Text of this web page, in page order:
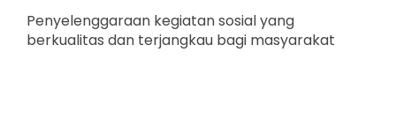
Penyelenggaraan kegiatan sosial yang
berkualitas dan terjangkau bagi masyarakat